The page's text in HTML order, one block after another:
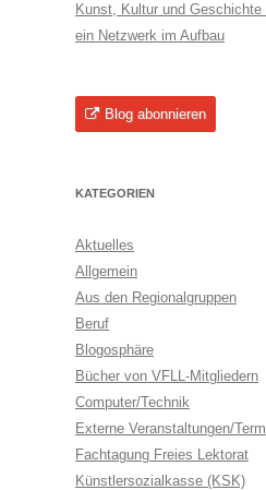
Kunst, Kultur und
ein Netzwerk im Aufbau
Blog abonnieren
KATEGORIEN
Aktuelles
Allgemein
Aus den Regionalgruppen
Beruf
Blogosphäre
Bücher von VFLL-Mitgliedern
Computer/Technik
Externe Veranstaltungen/
Fachtagung Freies Lektorat
Künstlersozialkasse (KSK)